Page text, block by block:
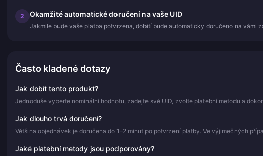
2 Okamžité automatické doručení na vaše UID
Jakmile bude vaše platba potvrzena, dobití bude automaticky doručeno na vámi
Často kladené dotazy
Jak dobít tento produkt?
Jednoduše vyberte nominální hodnotu, zadejte své UID, zvolte platební metodu a
Jak dlouho trvá doručení?
Většina objednávek je doručena do 1–2 minut po potvrzení platby. Ve výjimečných
Jaké platební metody jsou podporovány?